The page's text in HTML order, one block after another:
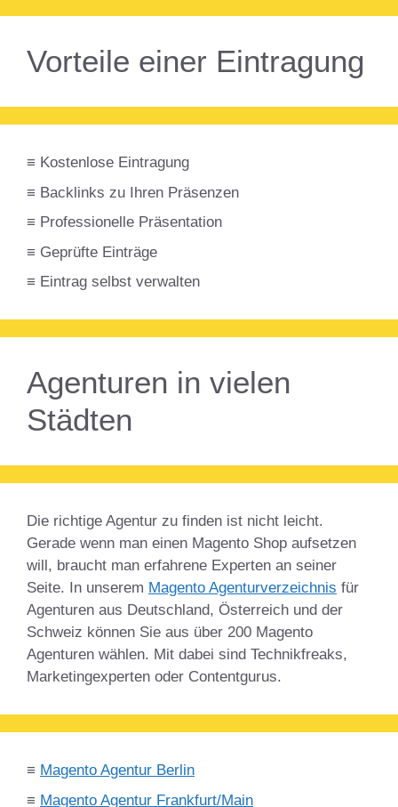
Vorteile einer Eintragung
≡ Kostenlose Eintragung
≡ Backlinks zu Ihren Präsenzen
≡ Professionelle Präsentation
≡ Geprüfte Einträge
≡ Eintrag selbst verwalten
Agenturen in vielen
Städten
Die richtige Agentur zu finden ist nicht leicht.
Gerade wenn man einen Magento Shop aufsetzen
will, braucht man erfahrene Experten an seiner
Seite. In unserem Magento Agenturverzeichnis für
Agenturen aus Deutschland, Österreich und der
Schweiz können Sie aus über 200 Magento
Agenturen wählen. Mit dabei sind Technikfreaks,
Marketingexperten oder Contentgurus.
≡ Magento Agentur Berlin
≡ Magento Agentur Frankfurt/Main